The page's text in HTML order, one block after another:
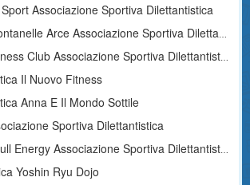
Associazione Sportiva Dilettantistica
Arce Associazione Sportiva Dilettantistica
Club Associazione Sportiva Dilettantistica
Il Nuovo Fitness
Anna E Il Mondo Sottile
Sportiva Dilettantistica
Energy Associazione Sportiva Dilettantistica
Yoshin Ryu Dojo